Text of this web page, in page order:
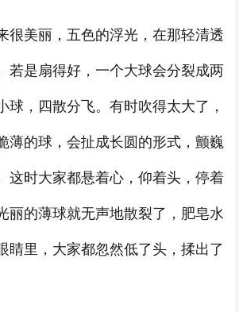
很美丽，五色的浮光，在那轻清透
若是扇得好，一个大球会分裂成两
球，四散分飞。有时吹得太大了，
薄的球，会扯成长圆的形式，颤巍
这时大家都悬着心，仰着头，停着
丽的薄球就无声地散裂了，肥皂水
睛里，大家都忽然低了头，揉出了